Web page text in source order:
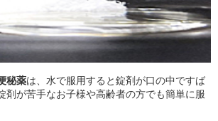
秘薬は、水で服用すると錠剤が口の中ですば
剤が苦手なお子様や高齢者の方でも簡単に服